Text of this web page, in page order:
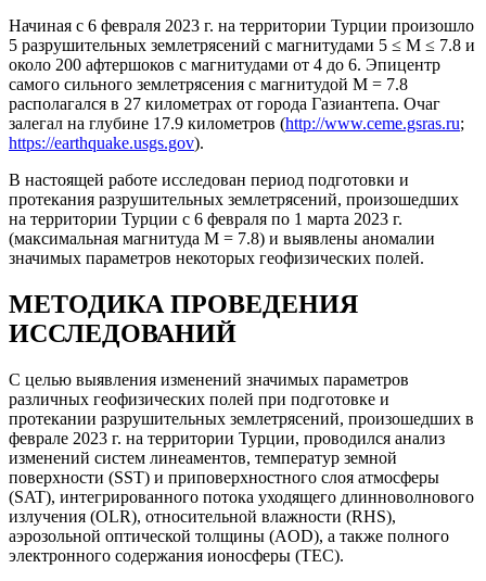
Начиная с 6 февраля 2023 г. на территории Турции произошло
5 разрушительных землетрясений с магнитудами 5 ≤ М ≤ 7.8 и
около 200 афтершоков с магнитудами от 4 до 6. Эпицентр
самого сильного землетрясения с магнитудой М = 7.8
располагался в 27 километрах от города Газиантепа. Очаг
залегал на глубине 17.9 километров (http://www.ceme.gsras.ru;
https://earthquake.usgs.gov).
В настоящей работе исследован период подготовки и
протекания разрушительных землетрясений, произошедших
на территории Турции с 6 февраля по 1 марта 2023 г.
(максимальная магнитуда М = 7.8) и выявлены аномалии
значимых параметров некоторых геофизических полей.
МЕТОДИКА ПРОВЕДЕНИЯ
ИССЛЕДОВАНИЙ
С целью выявления изменений значимых параметров
различных геофизических полей при подготовке и
протекании разрушительных землетрясений, произошедших в
феврале 2023 г. на территории Турции, проводился анализ
изменений систем линеаментов, температур земной
поверхности (SST) и приповерхностного слоя атмосферы
(SAT), интегрированного потока уходящего длинноволнового
излучения (OLR), относительной влажности (RHS),
аэрозольной оптической толщины (AOD), а также полного
электронного содержания ионосферы (ТЕС).